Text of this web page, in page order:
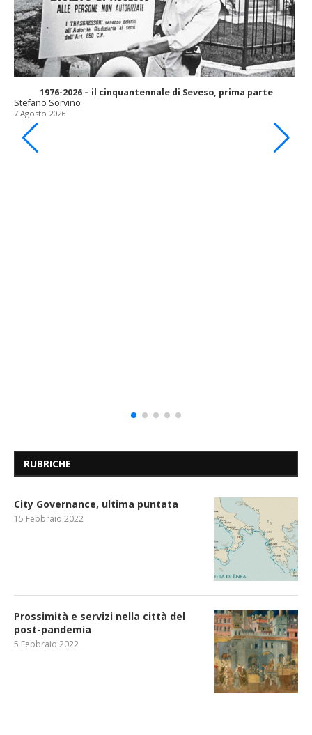
1976-2026 – il cinquantennale di Seveso, prima parte
Stefano Sorvino
7 Agosto 2026
RUBRICHE
City Governance, ultima puntata
15 Febbraio 2022
Prossimità e servizi nella città del
post-pandemia
5 Febbraio 2022